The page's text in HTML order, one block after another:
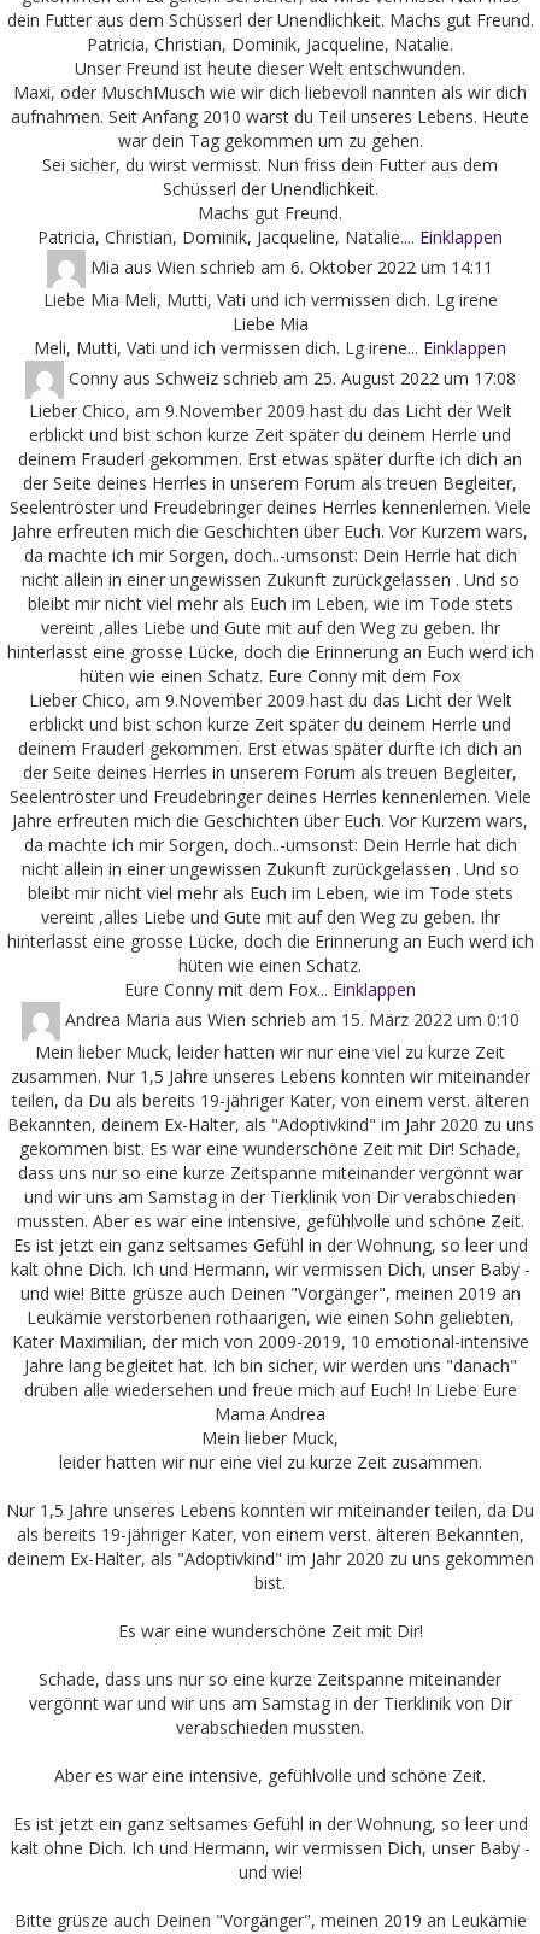
dein Futter aus dem Schüsserl der Unendlichkeit. Machs gut Freund.
Patricia, Christian, Dominik, Jacqueline, Natalie.
Unser Freund ist heute dieser Welt entschwunden.
Maxi, oder MuschMusch wie wir dich liebevoll nannten als wir dich
aufnahmen. Seit Anfang 2010 warst du Teil unseres Lebens. Heute
war dein Tag gekommen um zu gehen.
Sei sicher, du wirst vermisst. Nun friss dein Futter aus dem
Schüsserl der Unendlichkeit.
Machs gut Freund.
Patricia, Christian, Dominik, Jacqueline, Natalie.... Einklappen
Mia aus Wien schrieb am 6. Oktober 2022 um 14:11
Liebe Mia Meli, Mutti, Vati und ich vermissen dich. Lg irene
Liebe Mia
Meli, Mutti, Vati und ich vermissen dich. Lg irene... Einklappen
Conny aus Schweiz schrieb am 25. August 2022 um 17:08
Lieber Chico, am 9.November 2009 hast du das Licht der Welt
erblickt und bist schon kurze Zeit später du deinem Herrle und
deinem Frauderl gekommen. Erst etwas später durfte ich dich an
der Seite deines Herrles in unserem Forum als treuen Begleiter,
Seelentröster und Freudebringer deines Herrles kennenlernen. Viele
Jahre erfreuten mich die Geschichten über Euch. Vor Kurzem wars,
da machte ich mir Sorgen, doch..-umsonst: Dein Herrle hat dich
nicht allein in einer ungewissen Zukunft zurückgelassen . Und so
bleibt mir nicht viel mehr als Euch im Leben, wie im Tode stets
vereint ,alles Liebe und Gute mit auf den Weg zu geben. Ihr
hinterlasst eine grosse Lücke, doch die Erinnerung an Euch werd ich
hüten wie einen Schatz. Eure Conny mit dem Fox
Lieber Chico, am 9.November 2009 hast du das Licht der Welt
erblickt und bist schon kurze Zeit später du deinem Herrle und
deinem Frauderl gekommen. Erst etwas später durfte ich dich an
der Seite deines Herrles in unserem Forum als treuen Begleiter,
Seelentröster und Freudebringer deines Herrles kennenlernen. Viele
Jahre erfreuten mich die Geschichten über Euch. Vor Kurzem wars,
da machte ich mir Sorgen, doch..-umsonst: Dein Herrle hat dich
nicht allein in einer ungewissen Zukunft zurückgelassen . Und so
bleibt mir nicht viel mehr als Euch im Leben, wie im Tode stets
vereint ,alles Liebe und Gute mit auf den Weg zu geben. Ihr
hinterlasst eine grosse Lücke, doch die Erinnerung an Euch werd ich
hüten wie einen Schatz.
Eure Conny mit dem Fox... Einklappen
Andrea Maria aus Wien schrieb am 15. März 2022 um 0:10
Mein lieber Muck, leider hatten wir nur eine viel zu kurze Zeit
zusammen. Nur 1,5 Jahre unseres Lebens konnten wir miteinander
teilen, da Du als bereits 19-jähriger Kater, von einem verst. älteren
Bekannten, deinem Ex-Halter, als "Adoptivkind" im Jahr 2020 zu uns
gekommen bist. Es war eine wunderschöne Zeit mit Dir! Schade,
dass uns nur so eine kurze Zeitspanne miteinander vergönnt war
und wir uns am Samstag in der Tierklinik von Dir verabschieden
mussten. Aber es war eine intensive, gefühlvolle und schöne Zeit.
Es ist jetzt ein ganz seltsames Gefühl in der Wohnung, so leer und
kalt ohne Dich. Ich und Hermann, wir vermissen Dich, unser Baby -
und wie! Bitte grüsze auch Deinen "Vorgänger", meinen 2019 an
Leukämie verstorbenen rothaarigen, wie einen Sohn geliebten,
Kater Maximilian, der mich von 2009-2019, 10 emotional-intensive
Jahre lang begleitet hat. Ich bin sicher, wir werden uns "danach"
drüben alle wiedersehen und freue mich auf Euch! In Liebe Eure
Mama Andrea
Mein lieber Muck,
leider hatten wir nur eine viel zu kurze Zeit zusammen.
Nur 1,5 Jahre unseres Lebens konnten wir miteinander teilen, da Du
als bereits 19-jähriger Kater, von einem verst. älteren Bekannten,
deinem Ex-Halter, als "Adoptivkind" im Jahr 2020 zu uns gekommen
bist.
Es war eine wunderschöne Zeit mit Dir!
Schade, dass uns nur so eine kurze Zeitspanne miteinander
vergönnt war und wir uns am Samstag in der Tierklinik von Dir
verabschieden mussten.
Aber es war eine intensive, gefühlvolle und schöne Zeit.
Es ist jetzt ein ganz seltsames Gefühl in der Wohnung, so leer und
kalt ohne Dich. Ich und Hermann, wir vermissen Dich, unser Baby -
und wie!
Bitte grüsze auch Deinen "Vorgänger", meinen 2019 an Leukämie